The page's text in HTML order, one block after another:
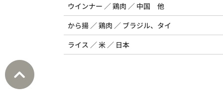
ウインナー
鶏肉
中国 他
から揚
鶏肉
ブラジル、タイ
ライス
米 日本